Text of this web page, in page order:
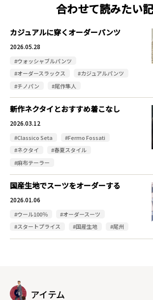
合わせて読みたい
カジュアルに穿くオーダーパンツ
2026.05.28
#ウォッシャブルパンツ
#オーダースラックス
#カジュアルパンツ
#チノパン
#尾作隼人
新作ネクタイとおすすめ着こなし
2026.03.12
#Classico Seta
#Fermo Fossati
#ネクタイ
#春夏スタイル
#麻布テーラー
国産生地でスーツをオーダーする
2026.01.06
#ウール100％
#オーダースーツ
#スタートプライス
#国産生地 #尾州
アイテム